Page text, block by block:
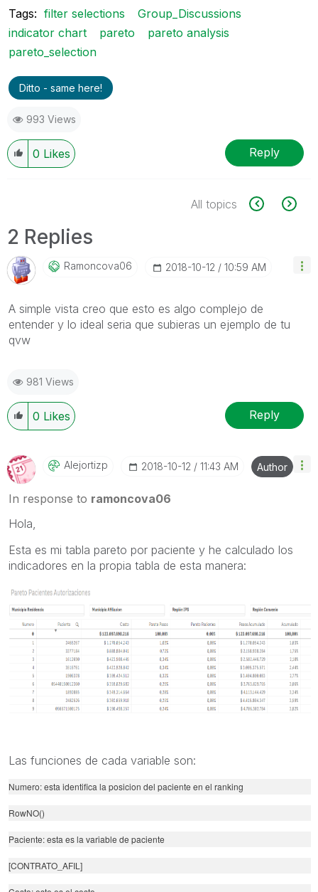
Tags: filter selections
Group_Discussions
indicator chart
pareto
pareto analysis
pareto_selection
Ditto - same here!
993 Views
0 Likes Reply
All topics
2 Replies
Ramoncova06 ‎2018-10-12 10:59 AM
A simple vista creo que esto es algo complejo de
entender y lo ideal seria que subieras un ejemplo de tu
qvw
981 Views
0 Likes Reply
Alejortizp ‎2018-10-12 11:43 AM Author
In response to ramoncova06
Hola,
Esta es mi tabla pareto por paciente y he calculado los
indicadores en la propia tabla de esta manera:
Las funciones de cada variable son:
Numero: esta identifica la posicion del paciente en el ranking
RowNO()
Paciente: esta es la variable de paciente
[CONTRATO_AFIL]